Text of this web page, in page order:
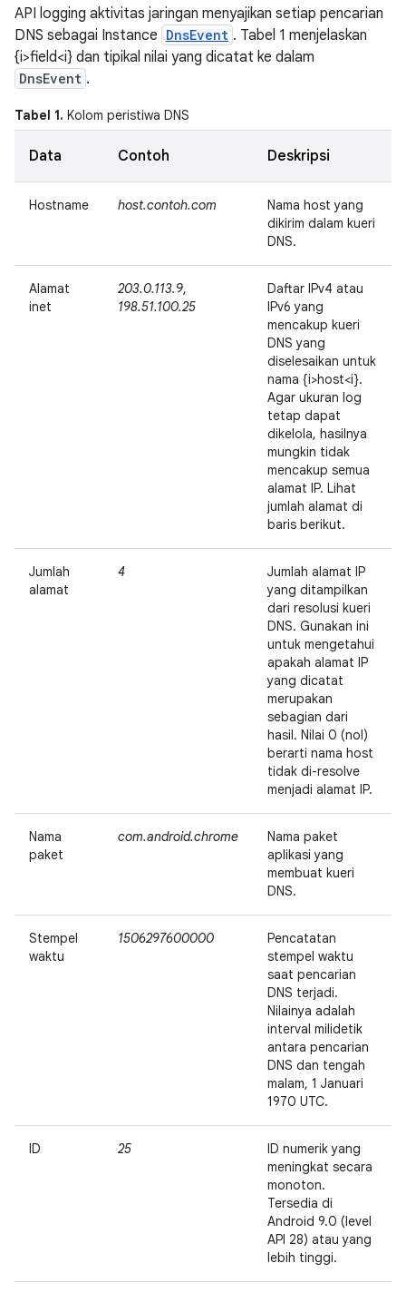
API logging aktivitas jaringan menyajikan setiap pencarian
DNS sebagai Instance DnsEvent . Tabel 1 menjelaskan
{i>field<i} dan tipikal nilai yang dicatat ke dalam
DnsEvent .
Tabel 1. Kolom peristiwa DNS
Data Contoh Deskripsi
Hostname host.contoh.com
Nama host yang
dikirim dalam kueri
DNS.
Alamat
inet
203.0.113.9,
198.51.100.25
Daftar IPv4 atau
IPv6 yang
mencakup kueri
DNS yang
diselesaikan untuk
nama {i>host<i}.
Agar ukuran log
tetap dapat
dikelola, hasilnya
mungkin tidak
mencakup semua
alamat IP. Lihat
jumlah alamat di
baris berikut.
Jumlah
alamat
4
Jumlah alamat IP
yang ditampilkan
dari resolusi kueri
DNS. Gunakan ini
untuk mengetahui
apakah alamat IP
yang dicatat
merupakan
sebagian dari
hasil. Nilai 0 (nol)
berarti nama host
tidak di-resolve
menjadi alamat IP.
Nama
paket
com.android.chrome
Nama paket
aplikasi yang
membuat kueri
DNS.
Stempel
waktu
1506297600000
Pencatatan
stempel waktu
saat pencarian
DNS terjadi.
Nilainya adalah
interval milidetik
antara pencarian
DNS dan tengah
malam, 1 Januari
1970 UTC.
ID 25
ID numerik yang
meningkat secara
monoton.
Tersedia di
Android 9.0 (level
API 28) atau yang
lebih tinggi.